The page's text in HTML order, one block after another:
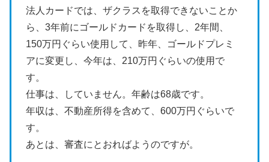
法人カードでは、ザクラスを取得できないことか
ら、3年前にゴールドカードを取得し、2年間、
150万円ぐらい使用して、昨年、ゴールドプレミ
アに変更し、今年は、210万円ぐらいの使用で
す。
仕事は、していません。年齢は68歳です。
年収は、不動産所得を含めて、600万円ぐらいで
す。
あとは、審査にとおればようのですが。